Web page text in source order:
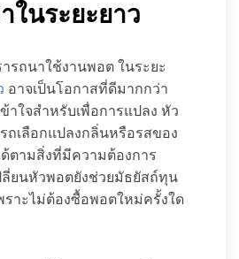
ในระยะยาว
รถนาใช้งานพอต ในระยะ
อาจเป็นโอกาสที่ดีมากกว่า
าใจสำหรับเพื่อการแปลง หัว
เลือกแปลงกลิ่นหรือรสของ
ตามสิ่งที่มีความต้องการ
ลี่ยนหัวพอตยังช่วยมัธยัสถ์ทุน
ราะไม่ต้องซื้อพอตใหม่ครั้งใด